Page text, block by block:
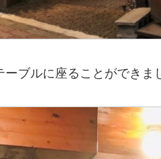
ブルに座ることができま